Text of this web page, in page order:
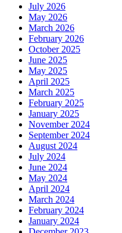
July 2026
May 2026
March 2026
February 2026
October 2025
June 2025
May 2025
April 2025
March 2025
February 2025
January 2025
November 2024
September 2024
August 2024
July 2024
June 2024
May 2024
April 2024
March 2024
February 2024
January 2024